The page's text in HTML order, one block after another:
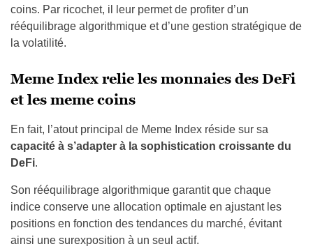
coins. Par ricochet, il leur permet de profiter d’un
rééquilibrage algorithmique et d’une gestion stratégique de
la volatilité.
Meme Index relie les monnaies des DeFi
et les meme coins
En fait, l’atout principal de Meme Index réside sur sa
capacité à s’adapter à la sophistication croissante du
DeFi.
Son rééquilibrage algorithmique garantit que chaque
indice conserve une allocation optimale en ajustant les
positions en fonction des tendances du marché, évitant
ainsi une surexposition à un seul actif.